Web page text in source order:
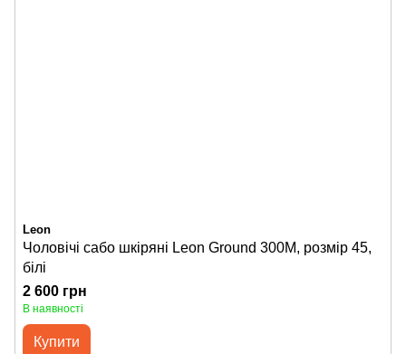
Leon
Чоловічі сабо шкіряні Leon Ground 300М, розмір 45,
білі
2 600 грн
В наявності
Купити